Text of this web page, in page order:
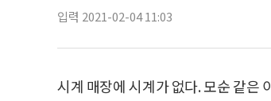
입력 2021-02-04 11:03
시계 매장에 시계가 없다. 모순 같은